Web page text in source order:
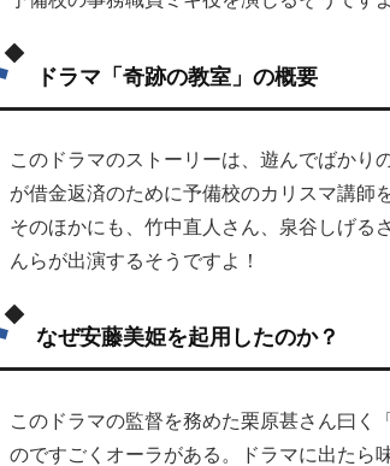
ドラマ「奇跡の教室」の概要
このドラマのストーリーは、遊んでばかり
が借金返済のために予備校のカリスマ講師
そのほかにも、竹中直人さん、泉谷しげる
んらが出演するそうですよ！
なぜ安藤美姫を起用したのか？
このドラマの監督を務めた栗原甚さん曰く
のですごくオーラがある。ドラマに出たら